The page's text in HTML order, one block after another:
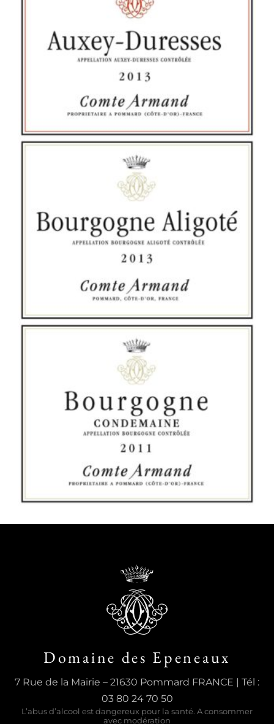
Domaine des Epeneaux
7 Rue de la Mairie – 21630 Pommard FRANCE | Tél :
03 80 24 70 50
L’abus d’alcool est dangereux pour la santé. A consommer
avec modération